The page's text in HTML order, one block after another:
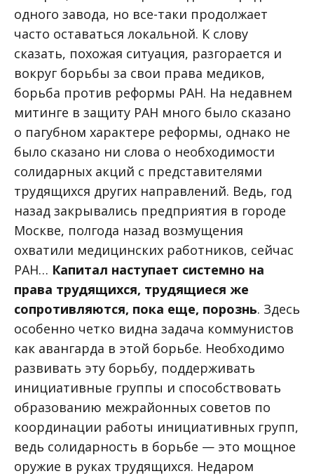
одного завода, но все-таки продолжает
часто оставаться локальной. К слову
сказать, похожая ситуация, разгорается и
вокруг борьбы за свои права медиков,
борьба против реформы РАН. На недавнем
митинге в защиту РАН много было сказано
о пагубном характере реформы, однако не
было сказано ни слова о необходимости
солидарных акций с представителями
трудящихся других направлений. Ведь, год
назад закрывались предприятия в городе
Москве, полгода назад возмущения
охватили медицинских работников, сейчас
РАН… Капитал наступает системно на
права трудящихся, трудящиеся же
сопротивляются, пока еще, порознь. Здесь
особенно четко видна задача коммунистов
как авангарда в этой борьбе. Необходимо
развивать эту борьбу, поддерживать
инициативные группы и способствовать
образованию межрайонных советов по
координации работы инициативных групп,
ведь солидарность в борьбе — это мощное
оружие в руках трудящихся. Недаром